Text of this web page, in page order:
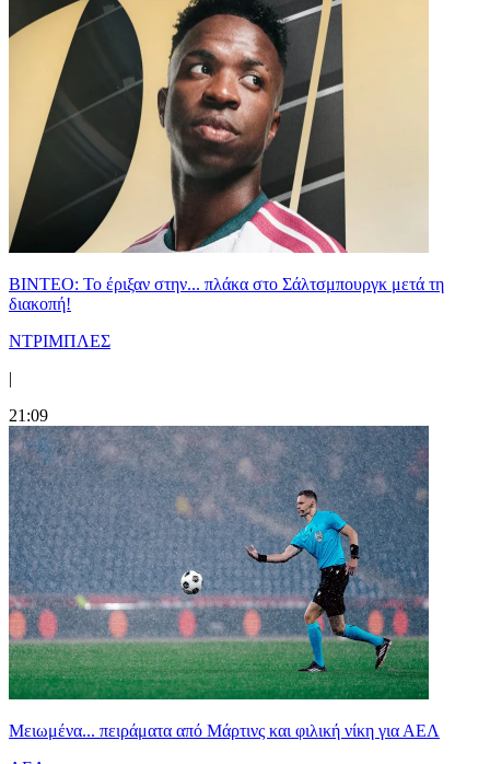
ΒΙΝΤΕΟ: Το έριξαν στην... πλάκα στο Σάλτσμπουργκ μετά τη
διακοπή!
ΝΤΡΙΜΠΛΕΣ
|
21:09
Μειωμένα... πειράματα από Μάρτινς και φιλική νίκη για ΑΕΛ